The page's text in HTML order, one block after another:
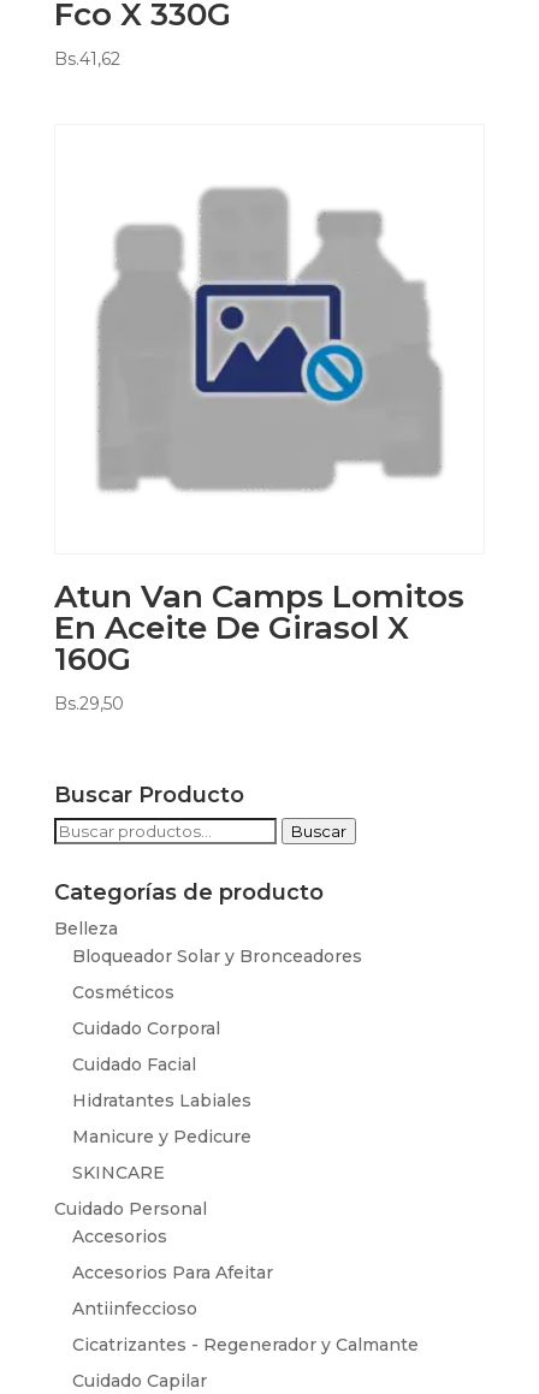
Fco X 330G
Bs.41,62
Atun Van Camps Lomitos
En Aceite De Girasol X
160G
Bs.29,50
Buscar Producto
Buscar
Buscar
Categorías de producto
Belleza
Bloqueador Solar y Bronceadores
Cosméticos
Cuidado Corporal
Cuidado Facial
Hidratantes Labiales
Manicure y Pedicure
SKINCARE
Cuidado Personal
Accesorios
Accesorios Para Afeitar
Antiinfeccioso
Cicatrizantes - Regenerador y Calmante
Cuidado Capilar